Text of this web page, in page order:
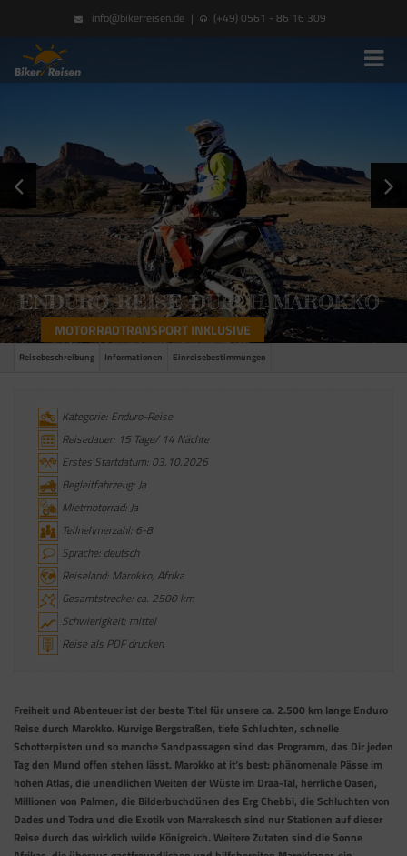
info@bikerreisen.de | (+49) 0561 - 86 16 309
ENDURO REISE DURCH MAROKKO
MOTORRADTRANSPORT INKLUSIVE
Reisebeschreibung Informationen Einreisebestimmungen
Kategorie: Enduro-Reise
Reisedauer: 15 Tage/ 14 Nächte
Erstes Startdatum: 03.10.2026
Begleitfahrzeug: Ja
Mietmotorrad: Ja
Teilnehmerzahl: 6-8
Sprache: deutsch
Reiseland: Marokko, Afrika
Gesamtstrecke: ca. 2500 km
Schwierigkeit: mittel
Reise als PDF drucken
Freiheit und Abenteuer ist der beste Titel für unsere ca. 2.500 km lange Enduro
Reise durch Marokko. Kurvige Bergstraßen, tiefe Schluchten, schnelle
Schotterpisten und so manche Sandpassagen sind das Programm, das Dir jeden
Tag den Mund offen stehen lässt. Marokko at it‘s best: phänomenale Pässe im
hohen Atlas, die unendlichen Weiten der Wüste im Draa-Tal, herrliche Oasen,
Millionen von Palmen, die Bilderbuchdünen des Erg Chebbi, die Schluchten von
Dades und Todra und die Exotik von Marrakesch sind nur Stationen auf dieser
Reise durch das wirklich wilde Königreich. Weitere Zutaten sind die Sonne